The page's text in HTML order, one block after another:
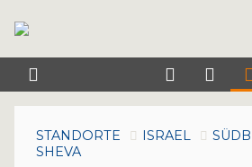
STANDORTE ISRAEL
SHEVA